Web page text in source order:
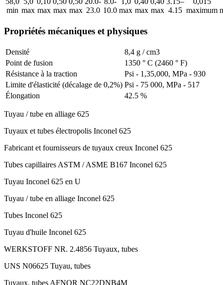
min max max max max 23.0 10.0 max max max 4.15 maximum
Propriétés mécaniques et physiques
Densité
8,4 g / cm3
Point de fusion
1350 ° C (2460 ° F)
Résistance à la traction
Psi - 1,35,000, MPa - 930
Limite d'élasticité (décalage de 0,2%) Psi - 75 000, MPa - 517
Élongation
42.5 %
Tuyau / tube en alliage 625
Tuyaux et tubes électropolis Inconel 625
Fabricant et fournisseurs de tuyaux creux Inconel 625
Tubes capillaires ASTM / ASME B167 Inconel 625
Tuyau Inconel 625 en U
Tuyau / tube en alliage Inconel 625
Tubes Inconel 625
Tuyau d'huile Inconel 625
WERKSTOFF NR. 2.4856 Tuyaux, tubes
UNS N06625 Tuyau, tubes
Tuyaux, tubes AFNOR NC22DNB4M